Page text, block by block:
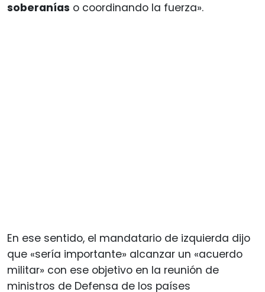
soberanías o coordinando la fuerza».
En ese sentido, el mandatario de izquierda dijo
que «sería importante» alcanzar un «acuerdo
militar» con ese objetivo en la reunión de
ministros de Defensa de los países